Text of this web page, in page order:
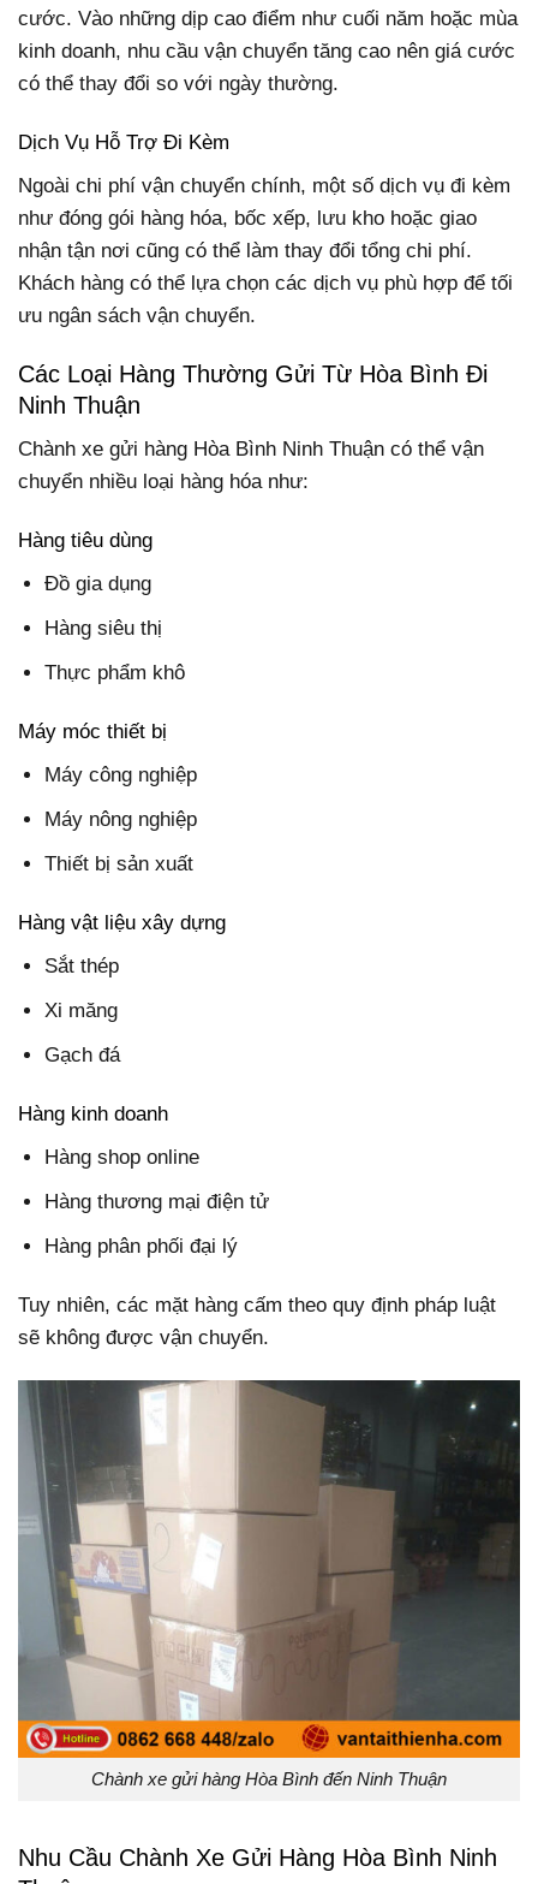
cước. Vào những dịp cao điểm như cuối năm hoặc mùa
kinh doanh, nhu cầu vận chuyển tăng cao nên giá cước
có thể thay đổi so với ngày thường.
Dịch Vụ Hỗ Trợ Đi Kèm
Ngoài chi phí vận chuyển chính, một số dịch vụ đi kèm
như đóng gói hàng hóa, bốc xếp, lưu kho hoặc giao
nhận tận nơi cũng có thể làm thay đổi tổng chi phí.
Khách hàng có thể lựa chọn các dịch vụ phù hợp để tối
ưu ngân sách vận chuyển.
Các Loại Hàng Thường Gửi Từ Hòa Bình Đi
Ninh Thuận
Chành xe gửi hàng Hòa Bình Ninh Thuận có thể vận
chuyển nhiều loại hàng hóa như:
Hàng tiêu dùng
Đồ gia dụng
Hàng siêu thị
Thực phẩm khô
Máy móc thiết bị
Máy công nghiệp
Máy nông nghiệp
Thiết bị sản xuất
Hàng vật liệu xây dựng
Sắt thép
Xi măng
Gạch đá
Hàng kinh doanh
Hàng shop online
Hàng thương mại điện tử
Hàng phân phối đại lý
Tuy nhiên, các mặt hàng cấm theo quy định pháp luật
sẽ không được vận chuyển.
Chành xe gửi hàng Hòa Bình đến Ninh Thuận
Nhu Cầu Chành Xe Gửi Hàng Hòa Bình Ninh